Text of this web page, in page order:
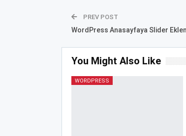
PREV POST
WordPress Anasayfaya Slider
You Might Also Like
WORDPRESS